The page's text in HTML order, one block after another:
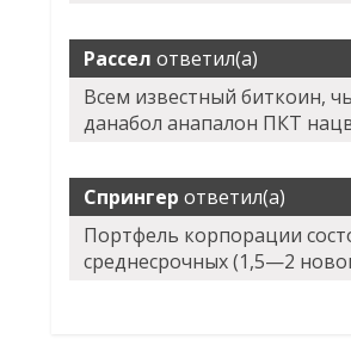
Рассел ответил(а)
Всем известный биткоин,
данабол анапалон ПКТ
Спрингер ответил(а)
Портфель корпорации
среднесрочных (1,5—2